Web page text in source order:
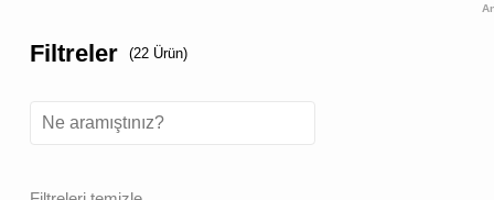
Filtreler (22 Ürün)